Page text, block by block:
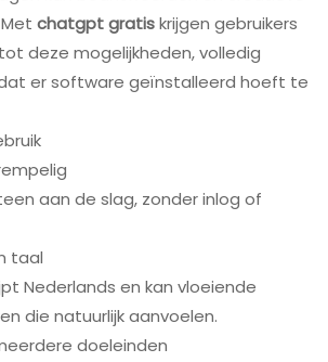
chatgpt gratiskrijgen gebruikers
deze mogelijkheden, volledig
er software geïnstalleerd hoeft te
aan de slag, zonder inlog of
taal
Nederlands en kan vloeiende
die natuurlijk aanvoelen.
doeleinden